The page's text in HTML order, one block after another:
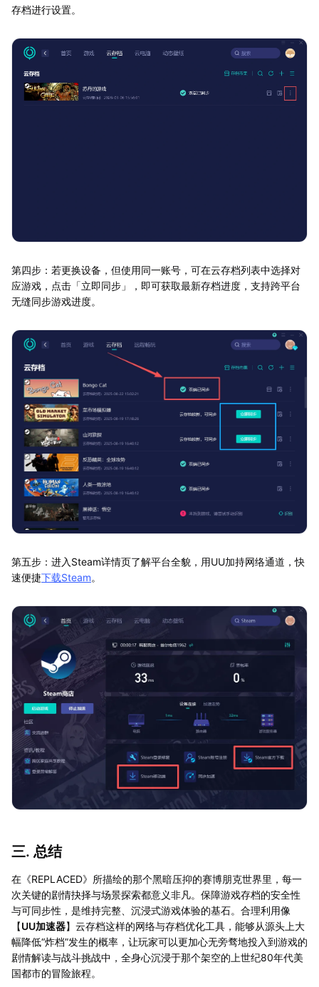
存档进行设置。
第四步：若更换设备，但使用同一账号，可在云存档列表中选择对
应游戏，点击「立即同步」，即可获取最新存档进度，支持跨平台
无缝同步游戏进度。
第五步：进入Steam详情页了解平台全貌，用UU加持网络通道，快
速便捷下载Steam。
三. 总结
在《REPLACED》所描绘的那个黑暗压抑的赛博朋克世界里，每一
次关键的剧情抉择与场景探索都意义非凡。保障游戏存档的安全性
与可同步性，是维持完整、沉浸式游戏体验的基石。合理利用像
【UU加速器】云存档这样的网络与存档优化工具，能够从源头上大
幅降低“炸档”发生的概率，让玩家可以更加心无旁骛地投入到游戏的
剧情解读与战斗挑战中，全身心沉浸于那个架空的上世纪80年代美
国都市的冒险旅程。